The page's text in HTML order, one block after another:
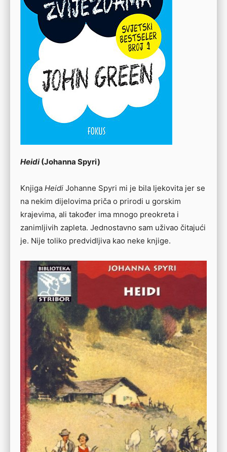
Heidi(Johanna Spyri)
Knjiga Heidi Johanne Spyri mi je bila ljekovita jer se
na nekim dijelovima priča o prirodi u gorskim
krajevima, ali također ima mnogo preokreta i
zanimljivih zapleta. Jednostavno sam uživao čitajući
je. Nije toliko predvidljiva kao neke knjige.